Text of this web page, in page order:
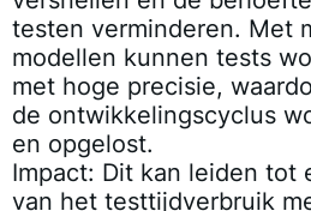
testen verminderen. Met
modellen kunnen tests
met hoge precisie,
de ontwikkelingscyclus
en opgelost.
Impact: Dit kan leiden tot
van het testtijdverbruik